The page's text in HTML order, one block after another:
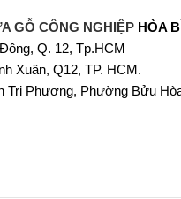
GỖ CÔNG NGHIỆP HÒA
Q. 12, Tp.HCM
Xuân, Q12, TP. HCM.
Tri Phương, Phường Bửu